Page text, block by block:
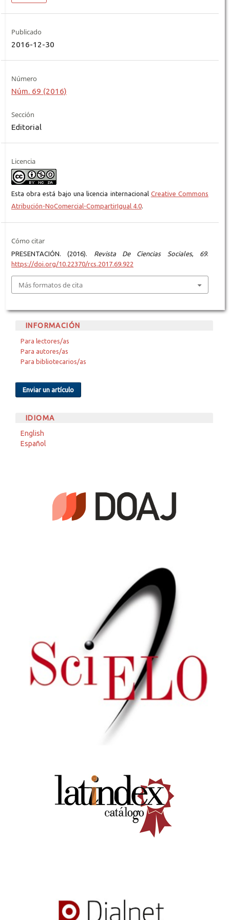
Publicado
2016-12-30
Número
Núm. 69 (2016)
Sección
Editorial
Licencia
Esta obra está bajo una licencia internacional Creative Commons
Atribución-NoComercial-CompartirIgual 4.0.
Cómo citar
PRESENTACIÓN. (2016). Revista De Ciencias Sociales, 69.
https://doi.org/10.22370/rcs.2017.69.922
Más formatos de cita
INFORMACIÓN
Para lectores/as
Para autores/as
Para bibliotecarios/as
Enviar un artículo
IDIOMA
English
Español